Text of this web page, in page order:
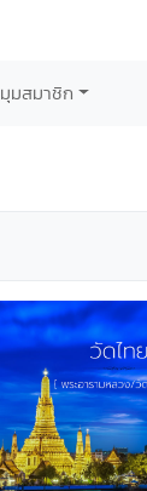
มุมสมาชิก